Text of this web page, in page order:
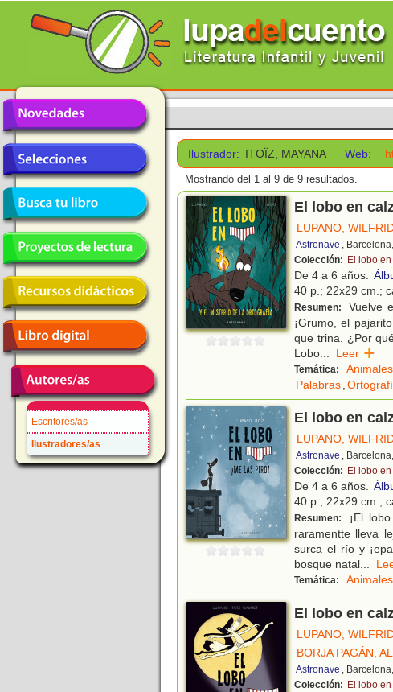
Escritores/as
Ilustradores/as
Ilustrador: ITOÏZ, MAYANA Web:
Mostrando del 1 al 9 de 9 resultados.
El lobo en
LUPANO,
Astronave ,
Colección: El lobo
De 4 a 6 años.
40 p.; 22x29 cm.;
Resumen:
Vuelve
¡Grumo, el
que trina. ¿Por
Lobo... Leer
Temática:
Palabras,
El lobo en
LUPANO,
Astronave ,
Colección: El lobo
De 4 a 6 años.
40 p.; 22x29 cm.;
Resumen:
¡El
raramentte lleva
surca el río y
bosque natal...
Temática:
El lobo en
LUPANO,
BORJA PAGÁN,
Astronave ,
Colección: El lobo